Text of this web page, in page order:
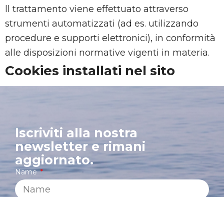
ll trattamento viene effettuato attraverso
strumenti automatizzati (ad es. utilizzando
procedure e supporti elettronici), in conformità
alle disposizioni normative vigenti in materia.
Cookies installati nel sito
Iscriviti alla nostra
newsletter e rimani
aggiornato.
Name